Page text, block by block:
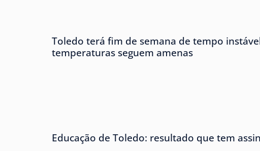
Toledo terá fim de semana de tempo
temperaturas seguem amenas
Educação de Toledo: resultado que tem